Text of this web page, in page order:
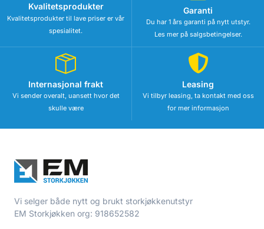
Kvalitetsprodukter
Kvalitetsprodukter til lave priser er vår
spesialitet.
Garanti
Du har 1 års garanti på nytt utstyr.
Les mer på salgsbetingelser.
Internasjonal frakt
Vi sender overalt, uansett hvor det
skulle være
Leasing
Vi tilbyr leasing, ta kontakt med oss
for mer informasjon
Vi selger både nytt og brukt storkjøkkenutstyr
EM Storkjøkken org: 918652582